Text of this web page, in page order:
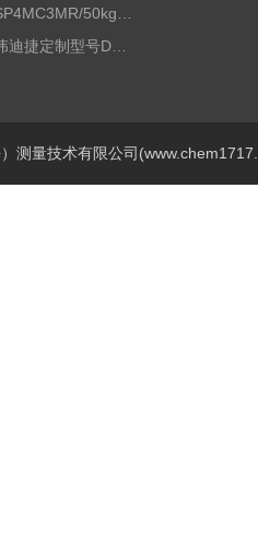
伟迪捷定制型号DHM506-5000-002
测量技术有限公司